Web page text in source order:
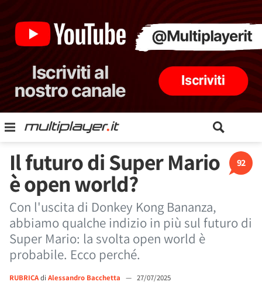
92
Il futuro di Super Mario
è open world?
Con l'uscita di Donkey Kong Bananza,
abbiamo qualche indizio in più sul futuro di
Super Mario: la svolta open world è
probabile. Ecco perché.
RUBRICAdi Alessandro Bacchetta — 27/07/2025